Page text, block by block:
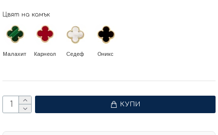
Цвят на камък
Малахит Карнеол Седеф Оникс
КУПИ